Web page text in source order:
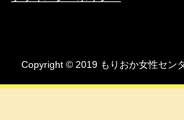
Copyright © 2019 もりおか女性セン